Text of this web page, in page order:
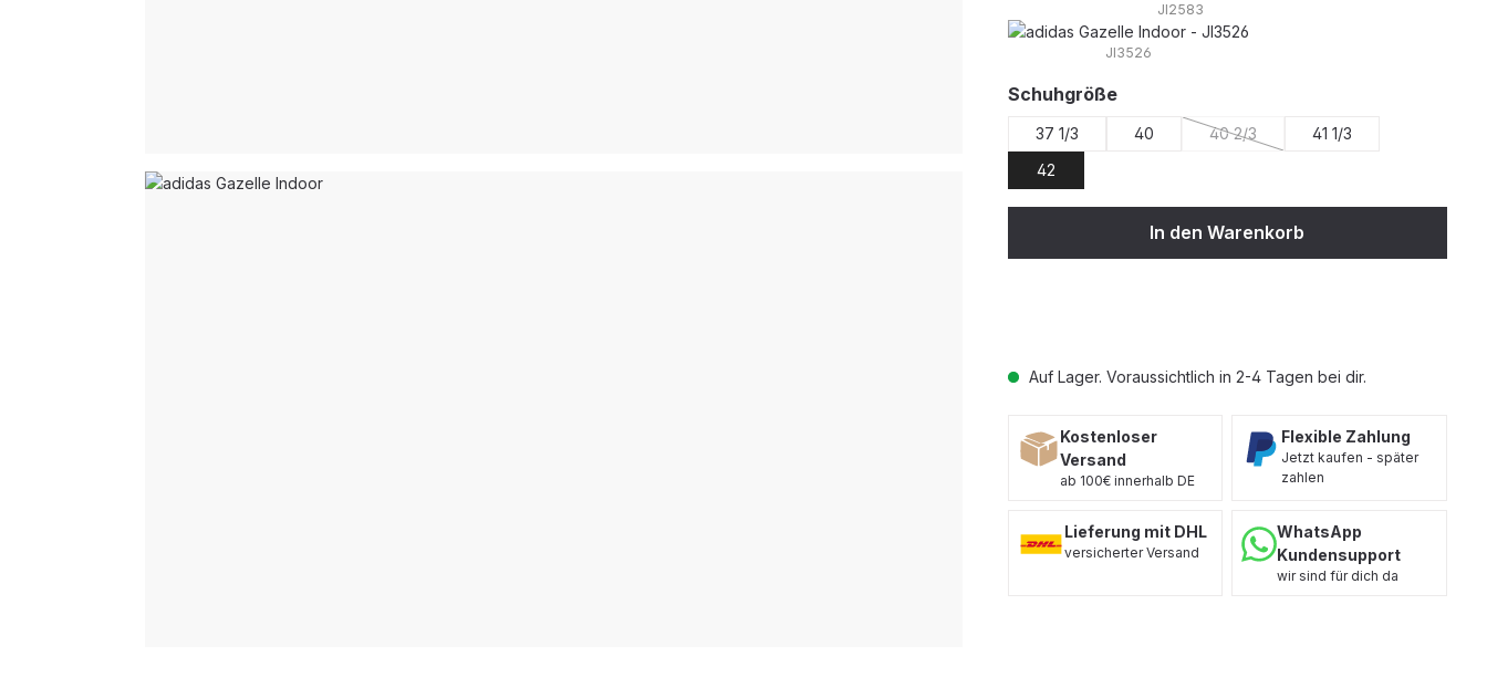
Auf Lager. Voraussichtlich in 2-4 Tagen bei dir.
JI2583
JI3526
Schuhgrößeauswählen
37 1/3 40 40 2/3
(Diese Option ist zurzeit nicht
41 1/3
42
In den Warenkorb
Kostenloser
Versand
ab 100€ innerhalb DE
Flexible Zahlung
Jetzt kaufen - später
zahlen
Lieferung mit DHL
versicherter Versand
WhatsApp
Kundensupport
wir sind für dich da